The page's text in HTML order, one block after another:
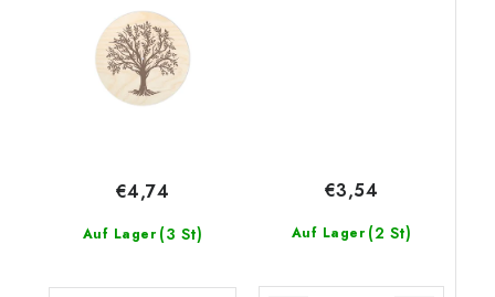
Auf Lager (3 St)
€4,74
Auf Lager (2 St)
€3,54